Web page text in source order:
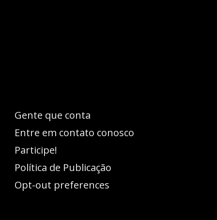
Gente que conta
Entre em contato conosco
Participe!
Política de Publicação
Opt-out preferences